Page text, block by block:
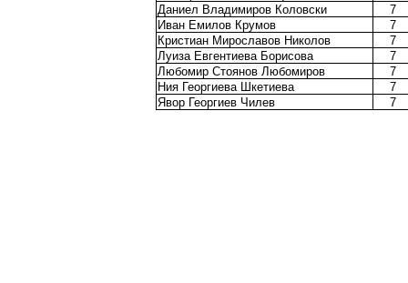
Даниел Владимиров Коловски
7
Иван Емилов Крумов
7
Кристиан Мирославов Николов
7
Луиза Евгентиева Борисова
7
Любомир Стоянов Любомиров
7
Ния Георгиева Шкетиева
7
Явор Георгиев Чилев
7